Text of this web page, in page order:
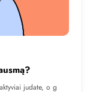
judate, o g